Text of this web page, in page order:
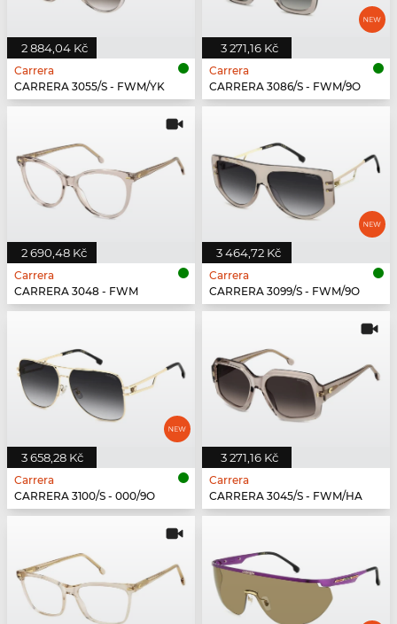
2 884,04 Kč
Carrera
CARRERA 3055/S - FWM/YK
3 271,16 Kč
Carrera
CARRERA 3086/S - FWM/9O
2 690,48 Kč
Carrera
CARRERA 3048 - FWM
3 464,72 Kč
Carrera
CARRERA 3099/S - FWM/9O
3 658,28 Kč
Carrera
CARRERA 3100/S - 000/9O
3 271,16 Kč
Carrera
CARRERA 3045/S - FWM/HA